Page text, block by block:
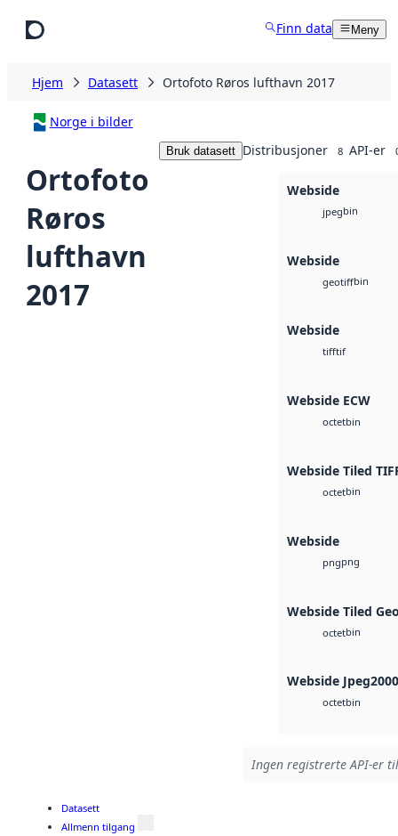
Finn data Meny
Hjem Datasett Ortofoto Røros lufthavn 2017
Norge i bilder
Ortofoto
Røros
lufthavn
2017
Bruk datasett Distribusjoner 8 API-er
Webside
jpegbin
Webside
geotiffbin
Webside
tifftif
Webside ECW
octetbin
Webside Tiled
octetbin
Webside
pngpng
Webside Tiled
octetbin
Webside Jpeg2000
octetbin
Ingen registrerte API-er
Datasett
Allmenn tilgang